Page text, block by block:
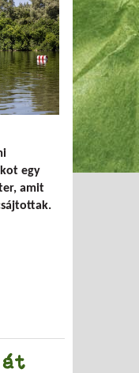
hulladékból készült
vízre Mártélyon
egy
amit